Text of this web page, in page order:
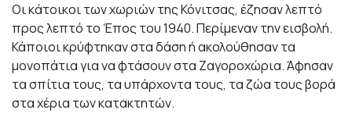
Οι κάτοικοι των χωριών της Κόνιτσας, έζησαν λεπτό
προς λεπτό το Έπος του 1940. Περίμεναν την εισβολή.
Κάποιοι κρύφτηκαν στα δάση ή ακολούθησαν τα
μονοπάτια για να φτάσουν στα Ζαγοροχώρια. Άφησαν
τα σπίτια τους, τα υπάρχοντα τους, τα ζώα τους βορά
στα χέρια των κατακτητών.